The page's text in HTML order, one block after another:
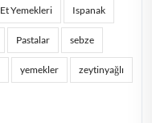
Et Yemekleri Ispanak
Pastalar sebze
yemekler zeytinyağlı